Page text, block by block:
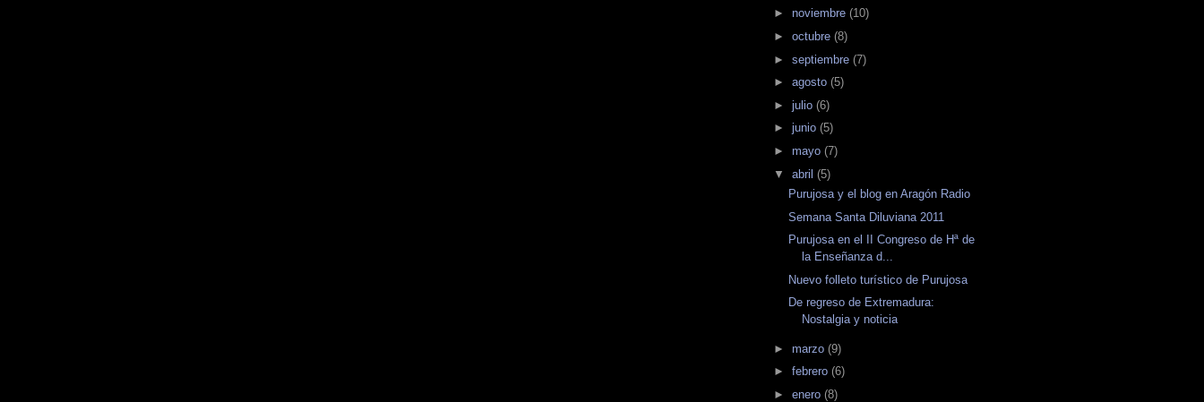
► noviembre (10)
► octubre (8)
► septiembre (7)
► agosto (5)
► julio (6)
► junio (5)
► mayo (7)
▼ abril (5)
Purujosa y el blog en Aragón Radio
Semana Santa Diluviana 2011
Purujosa en el II Congreso de Hª de
la Enseñanza d...
Nuevo folleto turístico de Purujosa
De regreso de Extremadura:
Nostalgia y noticia
► marzo (9)
► febrero (6)
► enero (8)